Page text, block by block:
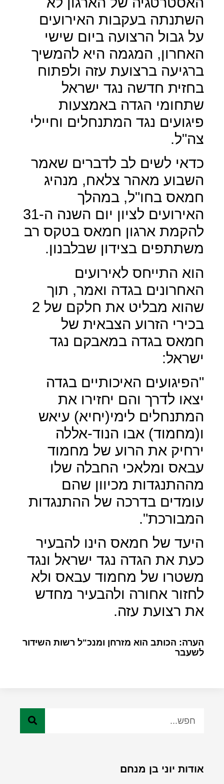
השתנתה בעקבות האירועים
על גבול הרצועה ביום שישי
האחרון, המגמה היא להמשיך
ברגיעה ברצועת עזה ולפתוח
בחזית חדשה נגד ישראל
שתחומי הגדה באמצעות
פיגועים נגד המתנחלים וחיילי
צה"ל.
כדאי לשים לב לדברים שאמר
השבוע מאהר צלאח, מנהיג
חמאס בחו"ל, במהלך
האירועים לציון יום השנה ה-31
להקמת ארגון חמאס בטקס רב
משתתפים בצידון שבלבנון.
הוא התייחס לאירועים
האחרונים בגדה ואמר, תוך
שהוא מבליט את חלקם של 2
בכירי הזרוע הצבאית של
חמאס בגדה במאבקם נגד
ישראל:
"הפיגועים האיכותיים בגדה
יצאו לדרך והם יחזירו את
המתנחלים לימי(יחיא) עיאש
ו(מחמוד) אבו הנוד-אללה
ירחיק את הרוע של מחמוד
עבאס ומלאכי החבלה שלו
מההתנגדות מכיוון שהם
עומדים בדרכה של ההתנגדות
המבורכת".
היעד של חמאס הינו להבעיר
כעת את הגדה נגד ישראל ונגד
משטרו של מחמוד עבאס ולא
לחזור אחורה ולהבעיר מחדש
את רצועת עזה.
הערה: הכותב הוא מזרחן ומנכ"ל רשות השידור
לשעבר
אודות יוני בן מנחם